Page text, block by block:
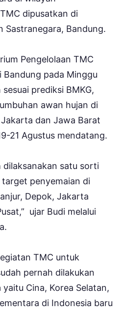
dipusatkan di
Sastranegara, Bandung.
Pengelolaan TMC
Bandung pada Minggu
prediksi BMKG,
awan hujan di
dan Jawa Barat
21 Agustus mendatang.
dilaksanakan satu sorti
penyemaian di
Depok, Jakarta
ujar Budi melalui
TMC untuk
pernah dilakukan
Cina, Korea Selatan,
di Indonesia baru